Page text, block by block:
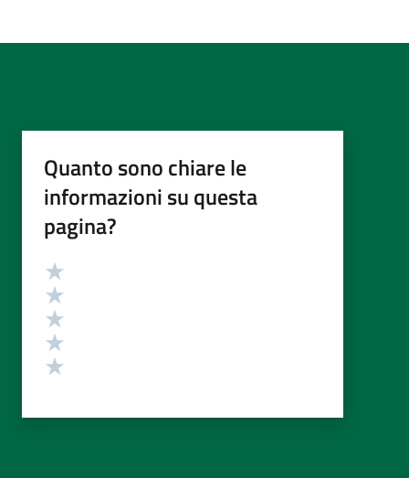
Quanto sono chiare le
informazioni su questa
pagina?
Valutazione